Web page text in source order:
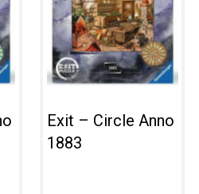
Exit – Circle Anno
1883